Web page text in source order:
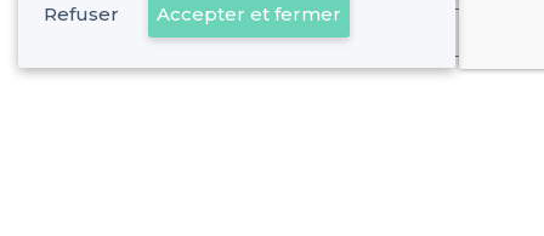
Déjà client
Refuser Accepter et fermer